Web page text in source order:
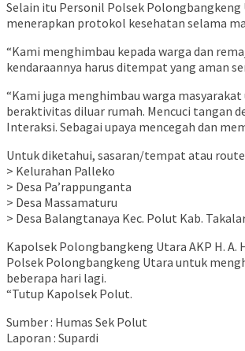
Selain itu Personil Polsek
menerapkan protokol kesehatan selama
“Kami menghimbau kepada warga dan
kendaraannya harus ditempat yang aman
“Kami juga menghimbau warga
beraktivitas diluar rumah. Mencuci tangan
Interaksi. Sebagai upaya mencegah dan
Untuk diketahui, sasaran/tempat atau
> Kelurahan Palleko
> Desa Pa’rappunganta
> Desa Massamaturu
> Desa Balangtanaya Kec. Polut Kab.
Kapolsek Polongbangkeng Utara AKP H.
Polsek Polongbangkeng Utara untuk
beberapa hari lagi.
“Tutup Kapolsek Polut.
Sumber : Humas Sek Polut
Laporan : Supardi